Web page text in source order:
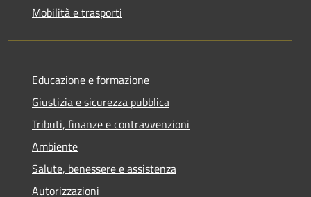
Mobilità e trasporti
Educazione e formazione
Giustizia e sicurezza pubblica
Tributi, finanze e contravvenzioni
Ambiente
Salute, benessere e assistenza
Autorizzazioni